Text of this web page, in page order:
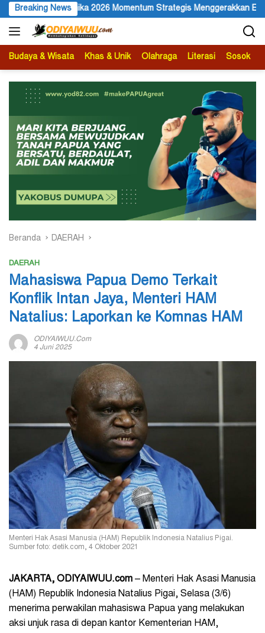
Langsung
ke
konten
Breaking News
Strategis Menggerakkan Ekonomi Warga Membuka
Budaya & Wisata Khas & Unik Olahraga Literasi Sosok
Beranda DAERAH
DAERAH
Mahasiswa Papua Demo Terkait
Konflik Intan Jaya, Menteri HAM
Natalius: Laporkan ke Komnas HAM
ODIYAIWUU.com
4 Juni 2025
Menteri Hak Asasi Manusia (HAM) Republik Indonesia Natalius Pigai.
Sumber foto: detik.com, 4 Oktober 2021
JAKARTA, ODIYAIWUU.com – Menteri Hak Asasi Manusia
(HAM) Republik Indonesia Natalius Pigai, Selasa (3/6)
menerima perwakilan mahasiswa Papua yang melakukan
aksi unjuk rasa di depan kantor Kementerian HAM,